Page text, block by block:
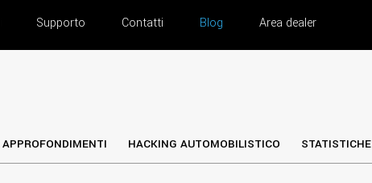
Supporto Contatti Blog Area dealer
APPROFONDIMENTI HACKING AUTOMOBILISTICO STATISTICHE